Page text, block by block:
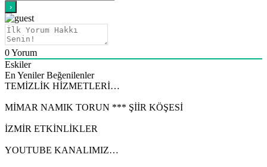
0Yorum
Eskiler
En Yeniler Beğenilenler
TEMİZLİK HİZMETLERİ…
MİMAR NAMIK TORUN *** ŞİİR KÖŞESİ
İZMİR ETKİNLİKLER
YOUTUBE KANALIMIZ…